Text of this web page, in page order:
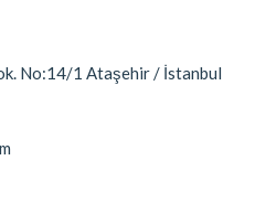
No:14/1 Ataşehir / İstanbul